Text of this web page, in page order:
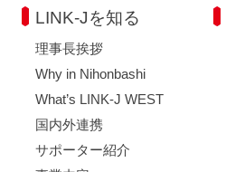
LINK-Jを知る
理事長挨拶
Why in Nihonbashi
What’s LINK-J WEST
国内外連携
サポーター紹介